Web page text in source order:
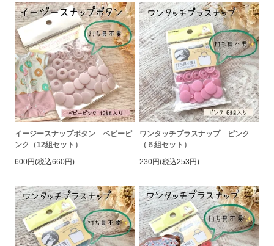
イージースナップボタン ベビーピ
ンク（12組セット）
600円(税込660円)
ワンタッチプラスナップ ピンク
（６組セット）
230円(税込253円)